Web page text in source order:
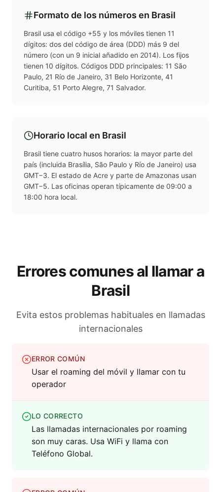
Formato de los números en Brasil
Brasil usa el código +55 y los móviles tienen 11
dígitos: dos del código de área (DDD) más 9 del
número (con un 9 inicial añadido en 2014). Los fijos
tienen 10 dígitos. Códigos DDD principales: 11 São
Paulo, 21 Río de Janeiro, 31 Belo Horizonte, 41
Curitiba, 51 Porto Alegre, 71 Salvador.
Horario local en Brasil
Brasil tiene cuatro husos horarios: la mayor parte del
país (incluida Brasília, São Paulo y Río de Janeiro) usa
GMT−3. El estado de Acre y parte de Amazonas usan
GMT−5. Las oficinas operan típicamente de 09:00 a
18:00 hora local.
Errores comunes al llamar a
Brasil
Evita estos problemas habituales en llamadas
internacionales
ERROR COMÚN
Usar el roaming del móvil y llamar con tu
operador
LO CORRECTO
Las llamadas internacionales por roaming
son muy caras. Usa WiFi y llama con
Teléfono Global.